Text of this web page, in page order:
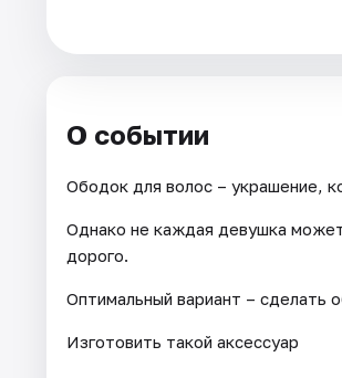
О событии
Ободок для волос – украшение,
Однако не каждая девушка
дорого.
Оптимальный вариант – сделать
Изготовить такой аксессуар